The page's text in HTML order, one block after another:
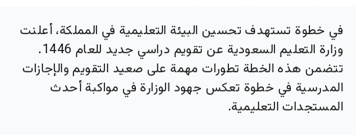
في خطوة تستهدف تحسين البيئة التعليمية في المملكة، أعلنت
وزارة التعليم السعوديةعن تقويم دراسي جديد للعام 1446
.
تتضمن هذه الخطة تطورات مهمة على صعيد التقويم والإجازات
المدرسية في خطوة تعكس جهود الوزارة في مواكبة أحدث
المستجدات التعليمية.